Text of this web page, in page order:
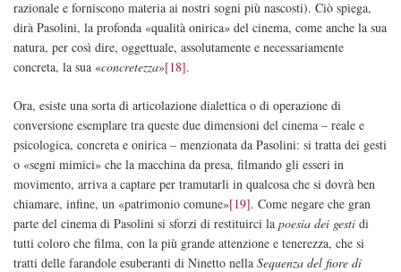
razionale e forniscono materia ai nostri sogni più nascosti). Ciò spiega,
dirà Pasolini, la profonda «qualità onirica» del cinema, come anche la sua
natura, per così dire, oggettuale, assolutamente e necessariamente
concreta, la sua «concretezza»[18].
Ora, esiste una sorta di articolazione dialettica o di operazione di
conversione esemplare tra queste due dimensioni del cinema – reale e
psicologica, concreta e onirica – menzionata da Pasolini: si tratta dei gesti
o «segni mimici» che la macchina da presa, filmando gli esseri in
movimento, arriva a captare per tramutarli in qualcosa che si dovrà ben
chiamare, infine, un «patrimonio comune»[19]. Come negare che gran
parte del cinema di Pasolini si sforzi di restituirci la poesia dei gesti di
tutti coloro che filma, con la più grande attenzione e tenerezza, che si
tratti delle farandole esuberanti di Ninetto nella Sequenza del fiore di